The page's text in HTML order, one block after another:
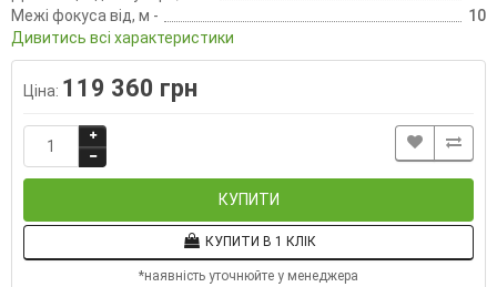
Межі фокуса від, м -
10
Дивитись всі характеристики
Ціна: 119 360 грн
КУПИТИ
КУПИТИ В 1 КЛІК
*наявність уточнюйте у менеджера